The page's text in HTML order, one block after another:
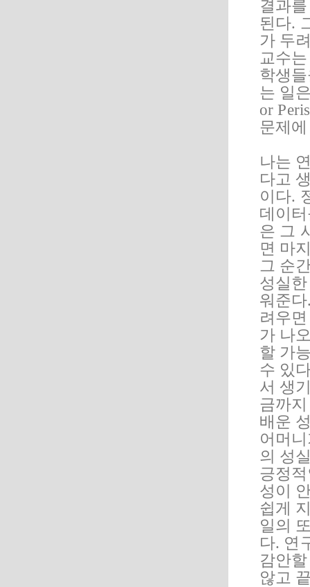
결과
된다.
가 두
교수
학생
는 일
or
문제
나는
다고
이다.
데이
은 그
면 마
그 순
성실
워준
려우
가 나
할 가
수 있
서 생
금까
배운
어머
의 성
긍정
성이
쉽게
일의
다. 연
감안
않고